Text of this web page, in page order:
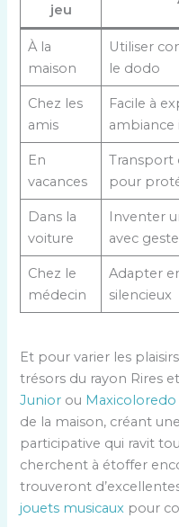
jeu
À la
maison
Utiliser
le dodo
Chez les
amis
Facile à
En
vacances
Transport
pour
Dans la
voiture
Inventer
avec
Chez le
médecin
Adapter
silencieux
Et pour varier les
trésors du rayon Rires
Junior ou Maxicoloredo
de la maison, créant
participative qui ravit
cherchent à étoffer
trouveront
jouets musicaux pour